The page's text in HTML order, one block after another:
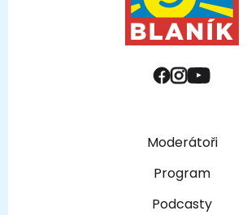
Moderátoři
Program
Podcasty